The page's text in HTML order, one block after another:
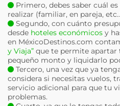
Primero, debes saber cuál
realizar (familiar, en pareja,
Segundo, con cuánto
desde hoteles económicos y
en MéxicoDestinos.com
y Viaja” que te permite apartar
pequeño monto y liquidarlo
Tercero, una vez que ya
considera si necesitas vuelos,
servicio adicional para que tu
problemas.